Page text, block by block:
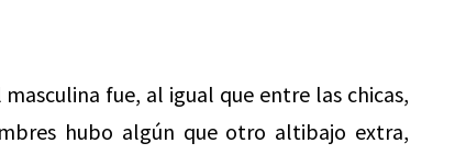
fue, al igual que entre las chicas,
hubo algún que otro altibajo extra,